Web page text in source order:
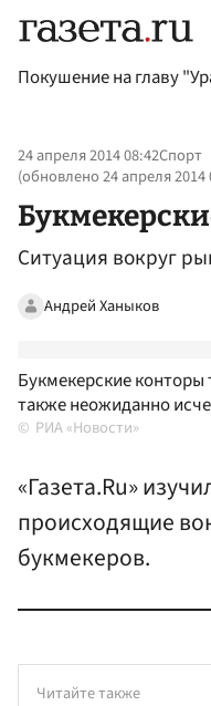
Покушение на главу
24 апреля 2014 08:42Спорт
(обновлено24 апреля 2014
Ситуация вокруг
Андрей Ханыков
Букмекерские
также неожиданно
РИА «Новости»
«Газета.Ru»
происходящие
букмекеров.
Читайте также